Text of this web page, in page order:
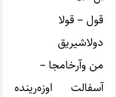
قول – قولا
دولاشیریق
من وآرخامجا –
آسفالت اوزه‌رینده